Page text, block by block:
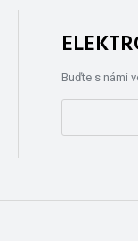
Buďte s námi